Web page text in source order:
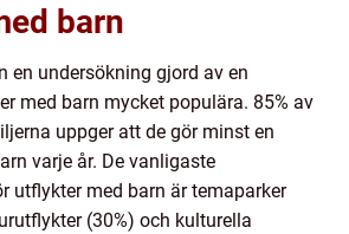
barn
en undersökning gjord av en
med barn mycket populära. 85% av
uppger att de gör minst en
varje år. De vanligaste
utflykter med barn är temaparker
(30%) och kulturella